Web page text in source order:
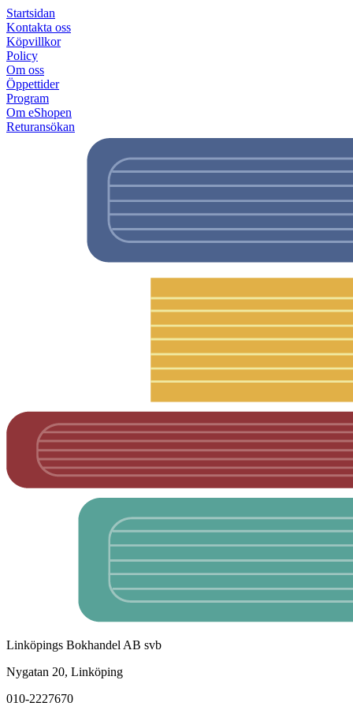
Startsidan
Kontakta oss
Köpvillkor
Policy
Om oss
Öppettider
Program
Om eShopen
Returansökan
Linköpings Bokhandel AB svb
Nygatan 20, Linköping
010-2227670